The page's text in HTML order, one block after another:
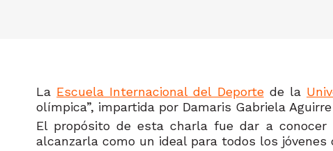
La Escuela Internacional del Deportede la
olímpica”, impartida por Damaris Gabriela
El propósito de esta charla fue dar a
alcanzarla como un ideal para todos los